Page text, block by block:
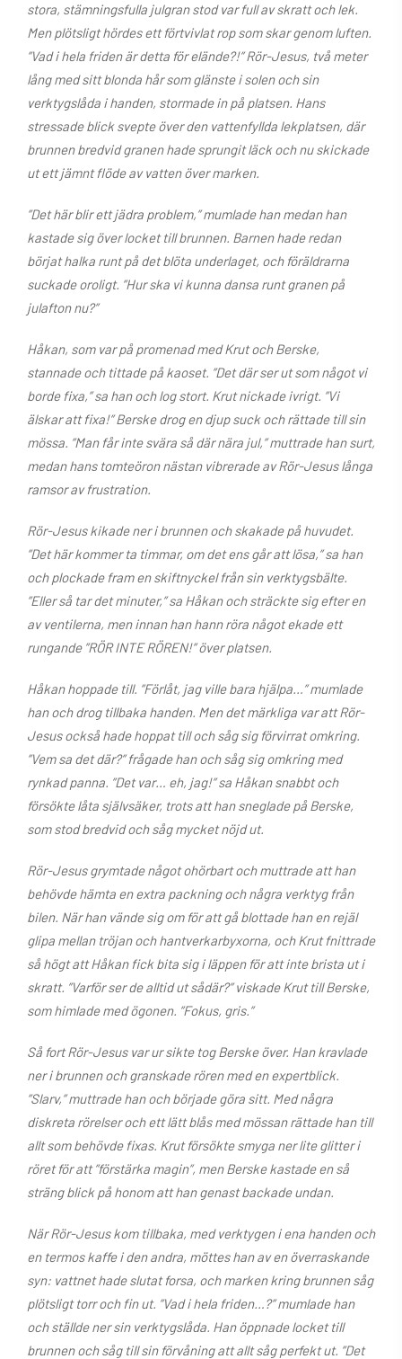
stora, stämningsfulla julgran stod var full av skratt och lek.
Men plötsligt hördes ett förtvivlat rop som skar genom luften.
”Vad i hela friden är detta för elände?!” Rör-Jesus, två meter
lång med sitt blonda hår som glänste i solen och sin
verktygslåda i handen, stormade in på platsen. Hans
stressade blick svepte över den vattenfyllda lekplatsen, där
brunnen bredvid granen hade sprungit läck och nu skickade
ut ett jämnt flöde av vatten över marken.
”Det här blir ett jädra problem,” mumlade han medan han
kastade sig över locket till brunnen. Barnen hade redan
börjat halka runt på det blöta underlaget, och föräldrarna
suckade oroligt. ”Hur ska vi kunna dansa runt granen på
julafton nu?”
Håkan, som var på promenad med Krut och Berske,
stannade och tittade på kaoset. ”Det där ser ut som något vi
borde fixa,” sa han och log stort. Krut nickade ivrigt. ”Vi
älskar att fixa!” Berske drog en djup suck och rättade till sin
mössa. ”Man får inte svära så där nära jul,” muttrade han surt,
medan hans tomteöron nästan vibrerade av Rör-Jesus långa
ramsor av frustration.
Rör-Jesus kikade ner i brunnen och skakade på huvudet.
”Det här kommer ta timmar, om det ens går att lösa,” sa han
och plockade fram en skiftnyckel från sin verktygsbälte.
”Eller så tar det minuter,” sa Håkan och sträckte sig efter en
av ventilerna, men innan han hann röra något ekade ett
rungande ”RÖR INTE RÖREN!” över platsen.
Håkan hoppade till. ”Förlåt, jag ville bara hjälpa…” mumlade
han och drog tillbaka handen. Men det märkliga var att Rör-
Jesus också hade hoppat till och såg sig förvirrat omkring.
”Vem sa det där?” frågade han och såg sig omkring med
rynkad panna. ”Det var… eh, jag!” sa Håkan snabbt och
försökte låta självsäker, trots att han sneglade på Berske,
som stod bredvid och såg mycket nöjd ut.
Rör-Jesus grymtade något ohörbart och muttrade att han
behövde hämta en extra packning och några verktyg från
bilen. När han vände sig om för att gå blottade han en rejäl
glipa mellan tröjan och hantverkarbyxorna, och Krut fnittrade
så högt att Håkan fick bita sig i läppen för att inte brista ut i
skratt. ”Varför ser de alltid ut sådär?” viskade Krut till Berske,
som himlade med ögonen. ”Fokus, gris.”
Så fort Rör-Jesus var ur sikte tog Berske över. Han kravlade
ner i brunnen och granskade rören med en expertblick.
”Slarv,” muttrade han och började göra sitt. Med några
diskreta rörelser och ett lätt blås med mössan rättade han till
allt som behövde fixas. Krut försökte smyga ner lite glitter i
röret för att ”förstärka magin”, men Berske kastade en så
sträng blick på honom att han genast backade undan.
När Rör-Jesus kom tillbaka, med verktygen i ena handen och
en termos kaffe i den andra, möttes han av en överraskande
syn: vattnet hade slutat forsa, och marken kring brunnen såg
plötsligt torr och fin ut. ”Vad i hela friden…?” mumlade han
och ställde ner sin verktygslåda. Han öppnade locket till
brunnen och såg till sin förvåning att allt såg perfekt ut. ”Det